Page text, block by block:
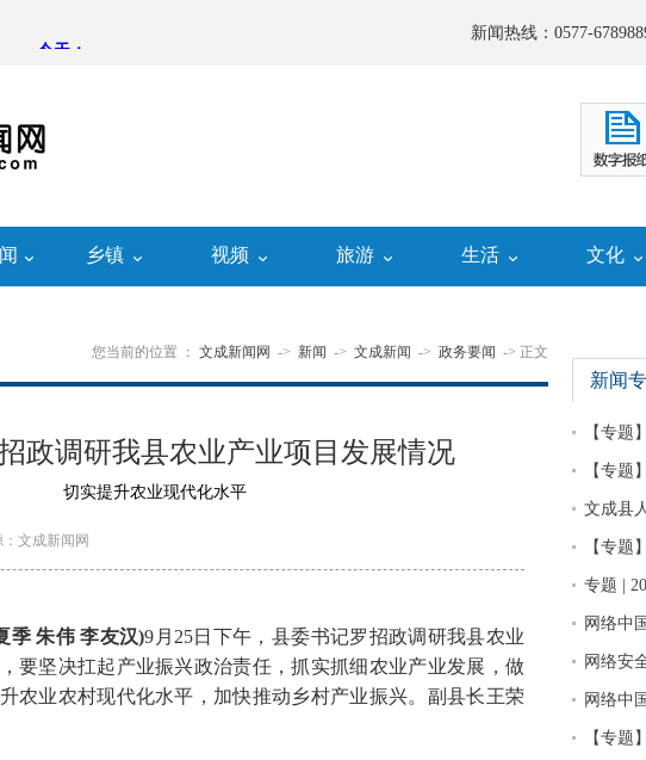
新闻热线：0577-
乡镇 视频 旅游 生活 文化
您当前的位置 ： 文成新闻网 -> 新闻 -> 文成新闻 -> 政务要闻 -> 正文
政调研我县农业产业项目发展情况
切实提升农业现代化水平
：文成新闻网
朱伟 李友汉)9月25日下午，县委书记罗招政调研我县农业
要坚决扛起产业振兴政治责任，抓实抓细农业产业发展，做
农业农村现代化水平，加快推动乡村产业振兴。副县长王荣
新闻
【专题
【专题
文成县
【专题
专题 |
网络中
网络安
网络中
【专题